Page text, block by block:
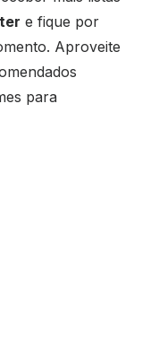
e fique por
Aproveite
para